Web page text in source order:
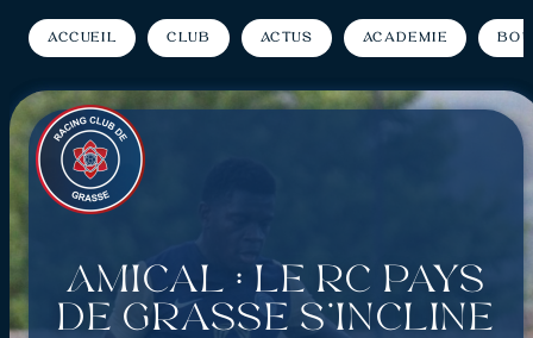
Accueil Club Actus Académie
Amical : Le RC Pays
de Grasse s’incline